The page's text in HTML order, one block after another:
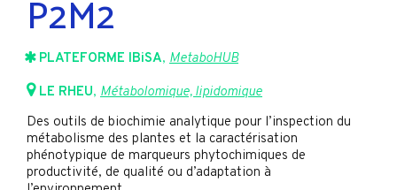
PLATEFORME IBiSA, MetaboHUB
LE RHEU, Métabolomique, lipidomique
Des outils de biochimie analytique pour l’inspection du
métabolisme des plantes et la caractérisation
phénotypique de marqueurs phytochimiques de
productivité, de qualité ou d’adaptation à